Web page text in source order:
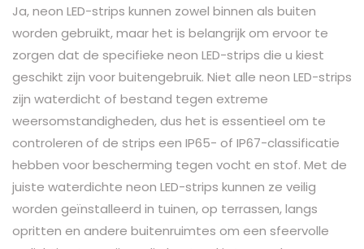
Ja, neon LED-strips kunnen zowel binnen als buiten
worden gebruikt, maar het is belangrijk om ervoor te
zorgen dat de specifieke neon LED-strips die u kiest
geschikt zijn voor buitengebruik. Niet alle neon LED-strips
zijn waterdicht of bestand tegen extreme
weersomstandigheden, dus het is essentieel om te
controleren of de strips een IP65- of IP67-classificatie
hebben voor bescherming tegen vocht en stof. Met de
juiste waterdichte neon LED-strips kunnen ze veilig
worden geïnstalleerd in tuinen, op terrassen, langs
opritten en andere buitenruimtes om een sfeervolle